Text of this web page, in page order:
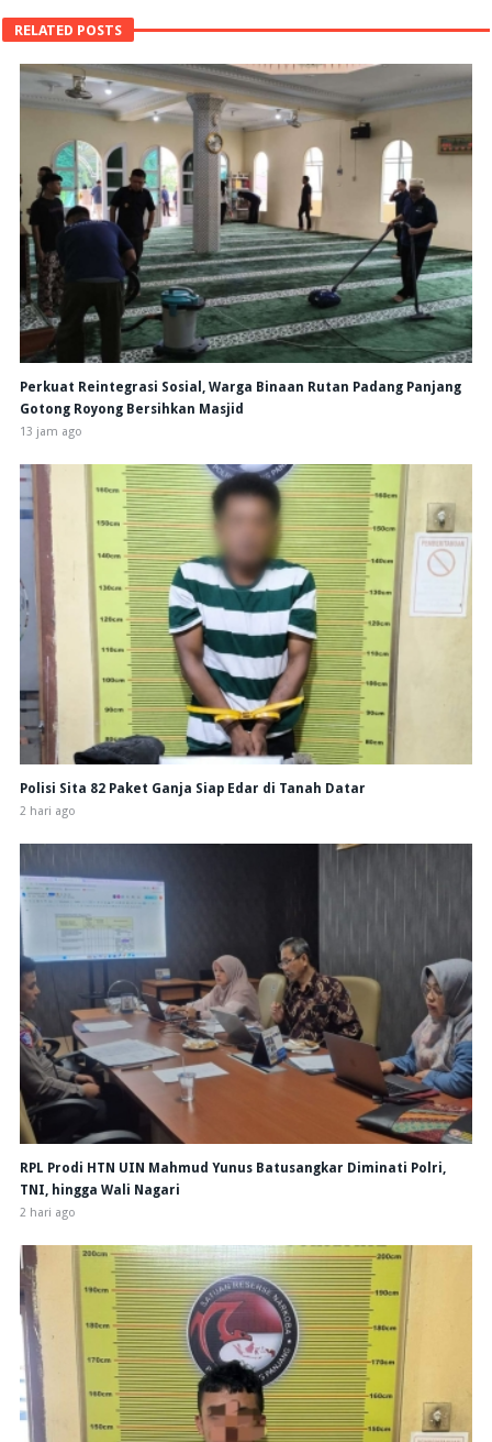
RELATED POSTS
Perkuat Reintegrasi Sosial, Warga Binaan Rutan Padang Panjang
Gotong Royong Bersihkan Masjid
13 jam ago
Polisi Sita 82 Paket Ganja Siap Edar di Tanah Datar
2 hari ago
RPL Prodi HTN UIN Mahmud Yunus Batusangkar Diminati Polri,
TNI, hingga Wali Nagari
2 hari ago